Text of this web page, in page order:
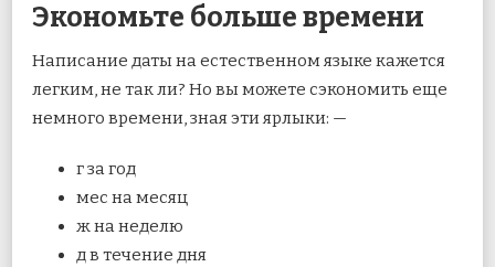
Экономьте больше времени
Написание даты на естественном языке кажется
легким, не так ли? Но вы можете сэкономить еще
немного времени, зная эти ярлыки: —
г за год
мес на месяц
ж на неделю
д в течение дня